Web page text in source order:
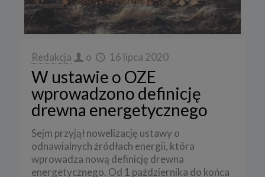
Redakcja o 16 lipca 2020
W ustawie o OZE
wprowadzono definicję
drewna energetycznego
Sejm przyjął nowelizację ustawy o
odnawialnych źródłach energii, która
wprowadza nową definicję drewna
energetycznego. Od 1 października do końca